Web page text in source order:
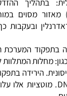
בנסיגה
ההזדקנות
מסוים במוח
ובעקבות כך